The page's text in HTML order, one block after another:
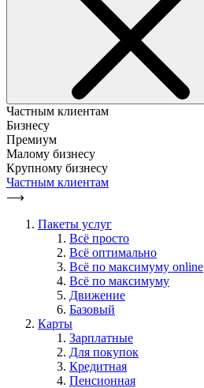
Частным клиентам
Бизнесу
Премиум
Малому бизнесу
Крупному бизнесу
Частным клиентам
⟶
Пакеты услуг
Всё просто
Всё оптимально
Всё по максимуму online
Всё по максимуму
Движение
Базовый
Карты
Зарплатные
Для покупок
Кредитная
Пенсионная